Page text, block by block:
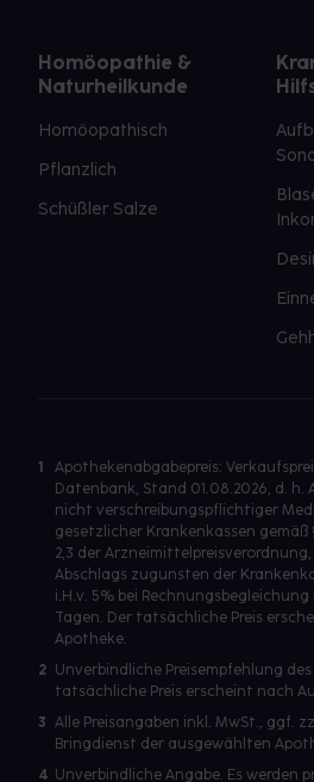
Homöopathie &
Naturheilkunde
Homöopathisch
Pflanzlich
Schüßler Salze
1
Apothekenabgabepreis:
Datenbank, Stand 01.08.2026, d. h.
nicht verschreibungspflichtiger
gesetzlicher Krankenkassen gemäß §
2,3 der
Abschlags zugunsten der
i.H.v. 5% bei
Tagen. Der tatsächliche Preis
Apotheke.
2 Unverbindliche Preisempfehlung
tatsächliche Preis erscheint nach
3 Alle Preisangaben inkl. MwSt., ggf.
Bringdienst der ausgewählten
4 Unverbindliche Angabe. Es werden